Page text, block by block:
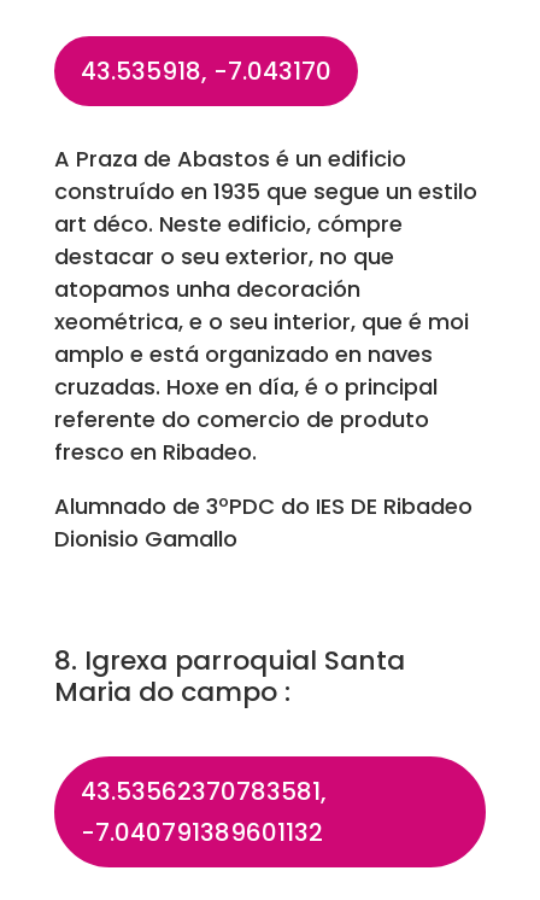
43.535918, -7.043170
A Praza de Abastos é un edificio
construído en 1935 que segue un estilo
art déco. Neste edificio, cómpre
destacar o seu exterior, no que
atopamos unha decoración
xeométrica, e o seu interior, que é moi
amplo e está organizado en naves
cruzadas. Hoxe en día, é o principal
referente do comercio de produto
fresco en Ribadeo.
Alumnado de 3ºPDC do IES DE Ribadeo
Dionisio Gamallo
8. Igrexa parroquial Santa
Maria do campo :
43.53562370783581,
-7.040791389601132